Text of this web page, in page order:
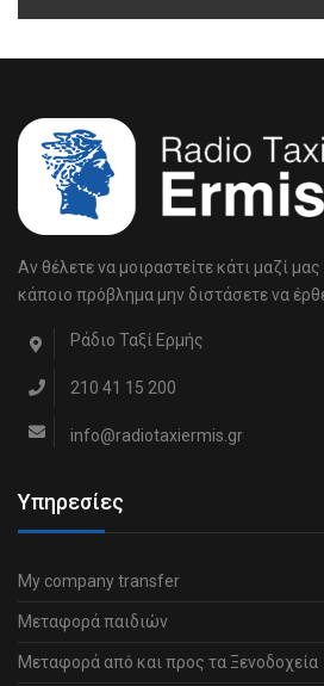
Αν θέλετε να μοιραστείτε κάτι μαζί
κάποιο πρόβλημα μην διστάσετε να
Ράδιο Ταξί Ερμής
210 41 15 200
info@radiotaxiermis.gr
Υπηρεσίες
My company transfer
Μεταφορά παιδιών
Μεταφορά από και προς τα Ξενοδοχεία